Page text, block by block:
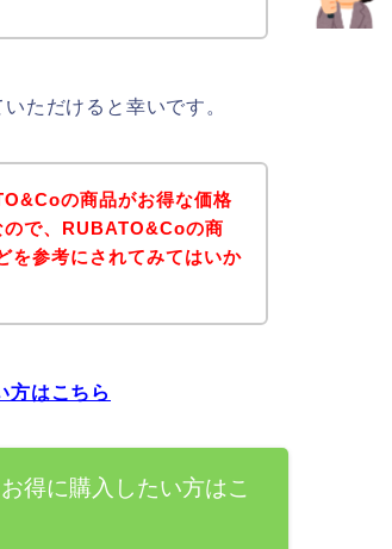
ただけると幸いです。
の商品がお得な価格
ので、RUBATO&Coの商
を参考にされてみてはいか
方はこちら
得に購入したい方はこ